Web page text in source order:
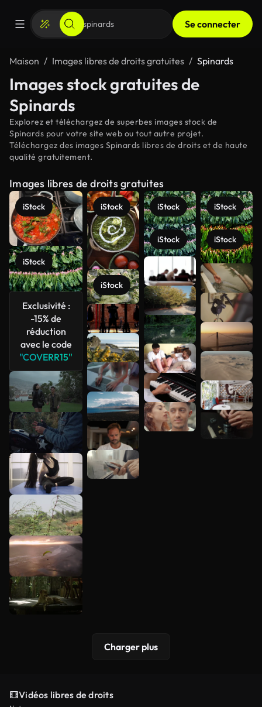
Se connecter
Maison Images libres de droits gratuites Spinards
Images stock gratuites de
Spinards
Explorez et téléchargez de superbes images stock de
Spinards pour votre site web ou tout autre projet.
Téléchargez des images Spinards libres de droits et de haute
qualité gratuitement.
Images libres de droits gratuites
iStock
iStock
Exclusivité :
-15% de
réduction
avec le code
"COVERR15"
iStock
iStock
iStock
iStock
iStock
iStock
Voir plus
Charger plus
Vidéos libres de droits